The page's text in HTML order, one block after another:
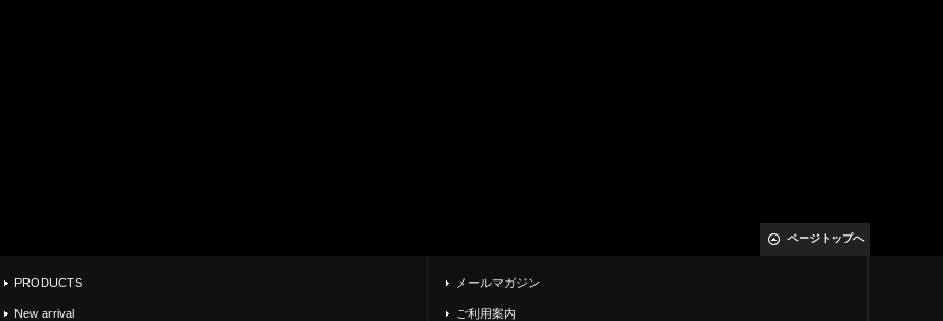
ページトップへ
PRODUCTS
New arrival
メールマガジン
ご利用案内